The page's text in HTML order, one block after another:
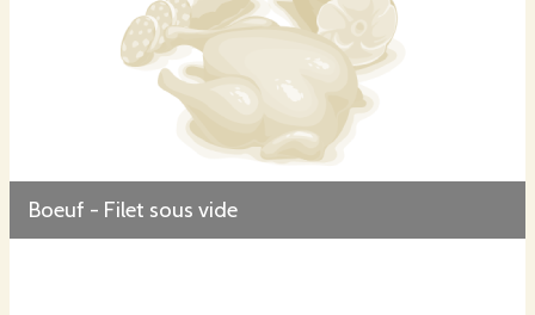
Boeuf - Filet sous vide